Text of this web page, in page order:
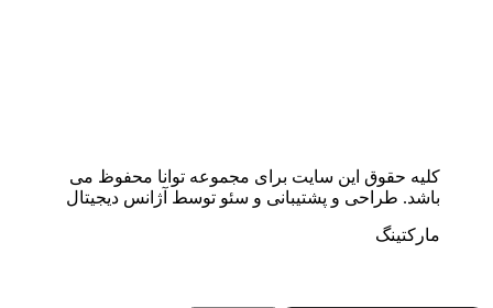
کلیه حقوق این سایت برای مجموعه توانا محفوظ می
باشد. طراحی و پشتیبانی و سئو توسط آژانس دیجیتال
مارکتینگ